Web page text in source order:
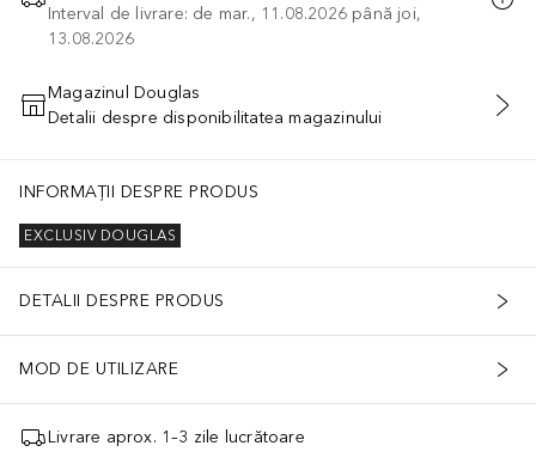
Interval de livrare: de mar., 11.08.2026 până joi,
13.08.2026
ADĂUGAȚI ÎN COŞ
Magazinul Douglas
Detalii despre disponibilitatea magazinului
INFORMAȚII DESPRE PRODUS
EXCLUSIV DOUGLAS
DETALII DESPRE PRODUS
MOD DE UTILIZARE
Livrare aprox. 1–3 zile lucrătoare